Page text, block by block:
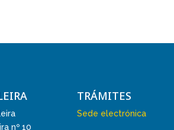
nº 10
TRÁMITES
Sede electrónica